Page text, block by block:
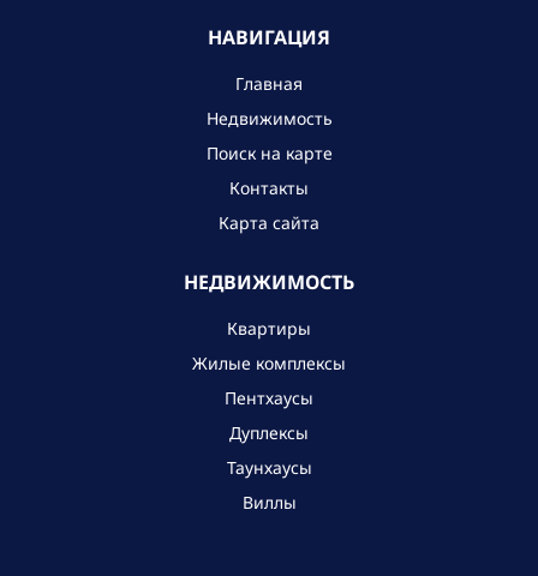
НАВИГАЦИЯ
Главная
Недвижимость
Поиск на карте
Контакты
Карта сайта
НЕДВИЖИМОСТЬ
Квартиры
Жилые комплексы
Пентхаусы
Дуплексы
Таунхаусы
Виллы